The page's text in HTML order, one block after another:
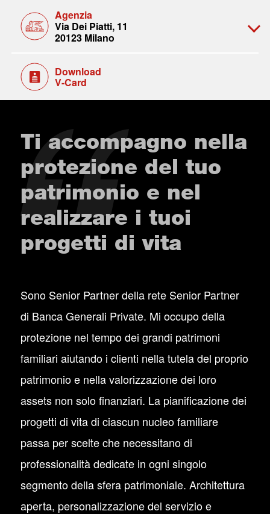
Agenzia
Via Dei Piatti, 11
20123 Milano
Download
V-Card
Ti accompagno nella
protezione del tuo
patrimonio e nel
realizzare i tuoi
progetti di vita
Sono Senior Partner della rete Senior Partner
di Banca Generali Private. Mi occupo della
protezione nel tempo dei grandi patrimoni
familiari aiutando i clienti nella tutela del proprio
patrimonio e nella valorizzazione dei loro
assets non solo finanziari. La pianificazione dei
progetti di vita di ciascun nucleo familiare
passa per scelte che necessitano di
professionalità dedicate in ogni singolo
segmento della sfera patrimoniale. Architettura
aperta, personalizzazione del servizio e